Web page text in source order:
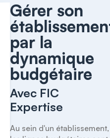
Gérer son
par la
dynamique
budgétaire
Avec FIC
Expertise
Au sein d'un établissement,